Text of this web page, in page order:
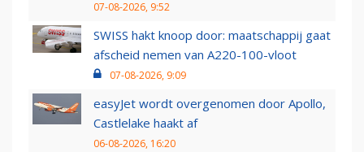
07-08-2026, 9:52
SWISS hakt knoop door: maatschappij gaat
afscheid nemen van A220-100-vloot
07-08-2026, 9:09
easyJet wordt overgenomen door Apollo,
Castlelake haakt af
06-08-2026, 16:20